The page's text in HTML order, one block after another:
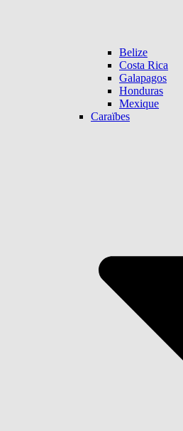
Belize
Costa Rica
Galapagos
Honduras
Mexique
Caraïbes